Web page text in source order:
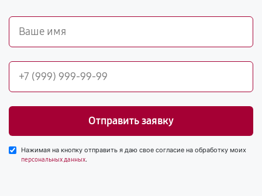
Отправить заявку
Нажимая на кнопку отправить я даю свое согласие на обработку моих
персональных данных.